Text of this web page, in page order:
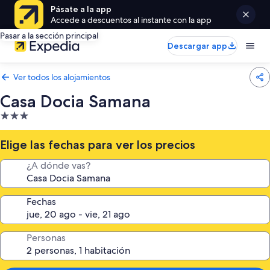
Pásate a la app
Accede a descuentos al instante con la app
Pasar a la sección principal
Descargar app
Ver todos los alojamientos
Casa Docia Samana
Alojamiento
de
3.0 estrellas
Elige las fechas para ver los precios
¿A dónde vas?
Fechas
Personas